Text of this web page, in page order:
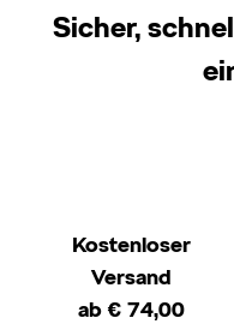
Sicher,
Kostenloser
Versand
ab € 74,00